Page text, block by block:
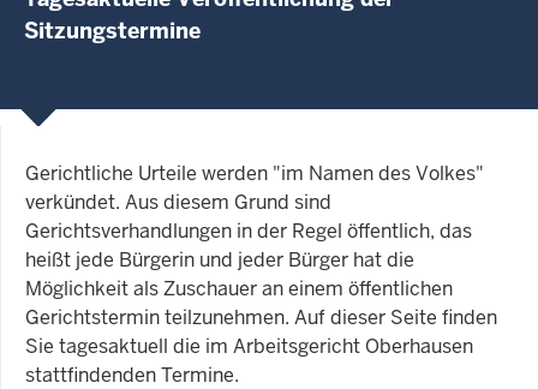
Sitzungstermine
Gerichtliche Urteile werden "im Namen des Volkes"
verkündet. Aus diesem Grund sind
Gerichtsverhandlungen in der Regel öffentlich, das
heißt jede Bürgerin und jeder Bürger hat die
Möglichkeit als Zuschauer an einem öffentlichen
Gerichtstermin teilzunehmen. Auf dieser Seite finden
Sie tagesaktuell die im Arbeitsgericht Oberhausen
stattfindenden Termine.